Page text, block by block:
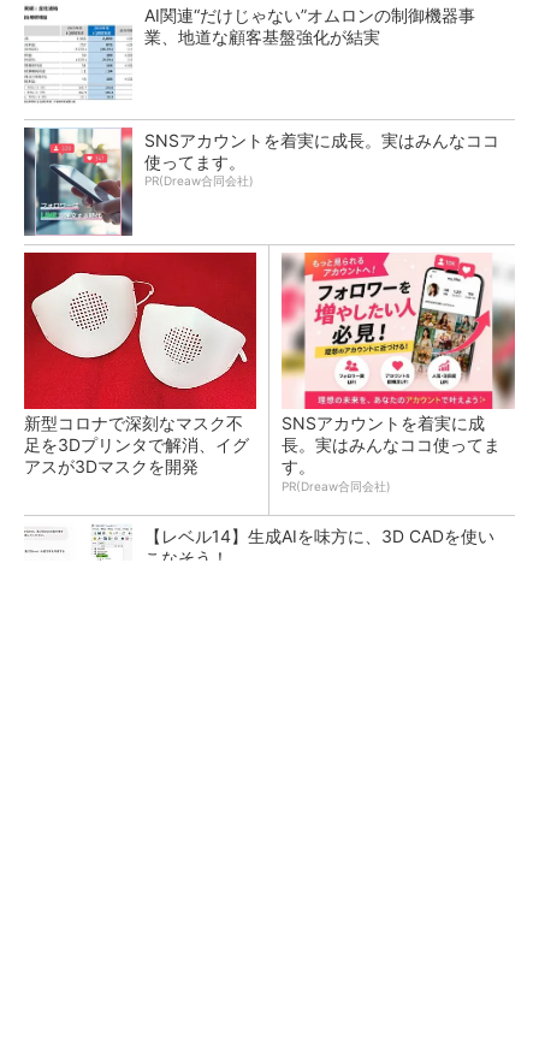
AI関連“だけじゃない”オムロンの制御機器事
業、地道な顧客基盤強化が結実
SNSアカウントを着実に成長。実はみんなココ
使ってます。
PR(Dreaw合同会社)
新型コロナで深刻なマスク不
足を3Dプリンタで解消、イグ
アスが3Dマスクを開発
SNSアカウントを着実に成
長。実はみんなココ使ってま
す。
PR(Dreaw合同会社)
【レベル14】生成AIを味方に、3D CADを使い
こなそう！